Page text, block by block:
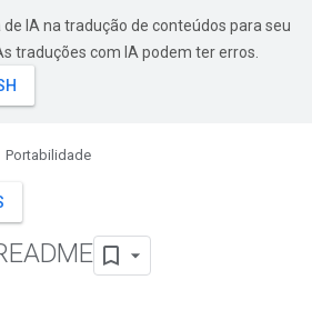
IA na tradução de conteúdos para seu
traduções com IA podem ter erros.
Portabilidade